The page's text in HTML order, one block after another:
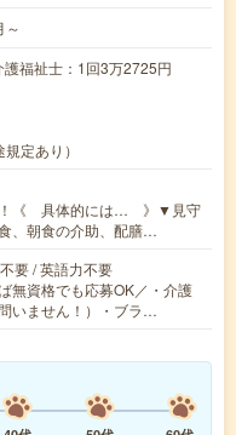
～
福祉士：1回3万2725円
定あり）
！《 具体的には… 》▼見守
、朝食の介助、配膳…
要 / 英語力不要
無資格でも応募OK／・介護
いません！）・ブラ…